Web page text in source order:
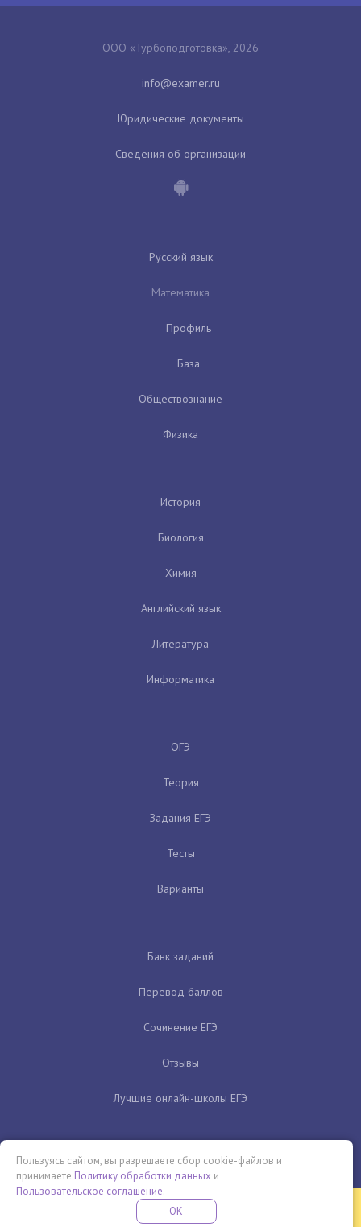
ООО «Турбоподготовка», 2026
Юридические документы
Сведения об организации
Русский язык
Математика
Профиль
База
Обществознание
Физика
История
Биология
Химия
Английский язык
Литература
Информатика
ОГЭ
Теория
Задания ЕГЭ
Тесты
Варианты
Банк заданий
Перевод баллов
Сочинение ЕГЭ
Отзывы
Лучшие онлайн-школы ЕГЭ
Бесплатная летняя школа
ПРОВЕДИ ЭТО ЛЕТО С ПОЛЬЗОЙ
Пользуясь сайтом, вы разрешаете сбор cookie-файлов и
принимаете Политику обработки данных и
Пользовательское соглашение.
OK